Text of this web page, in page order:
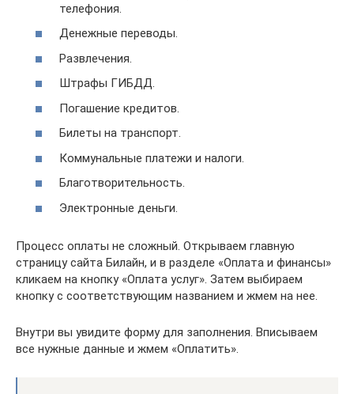
телефония.
Денежные переводы.
Развлечения.
Штрафы ГИБДД.
Погашение кредитов.
Билеты на транспорт.
Коммунальные платежи и налоги.
Благотворительность.
Электронные деньги.
Процесс оплаты не сложный. Открываем главную
страницу сайта Билайн, и в разделе «Оплата и финансы»
кликаем на кнопку «Оплата услуг». Затем выбираем
кнопку с соответствующим названием и жмем на нее.
Внутри вы увидите форму для заполнения. Вписываем
все нужные данные и жмем «Оплатить».